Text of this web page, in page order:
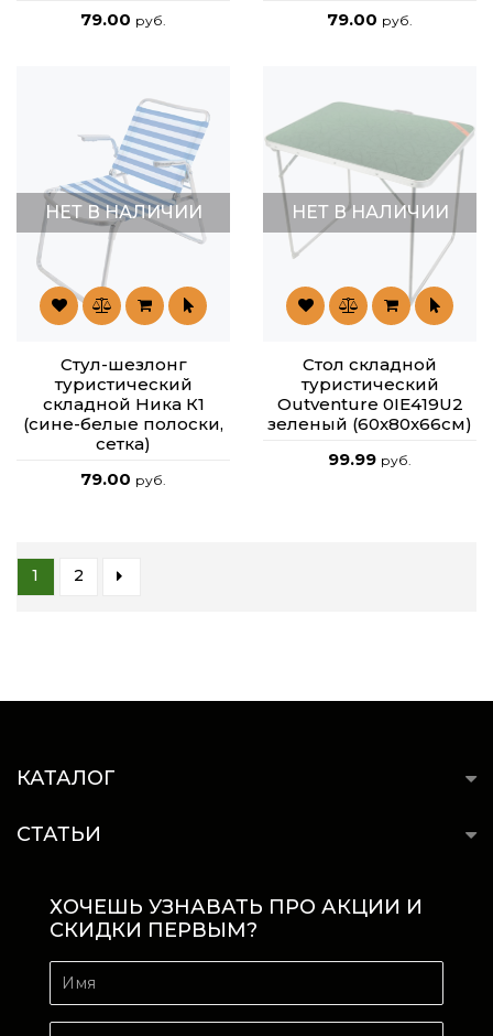
79.00 руб.
79.00 руб.
НЕТ В НАЛИЧИИ
Стул-шезлонг
туристический
складной Ника К1
(сине-белые полоски,
сетка)
79.00 руб.
НЕТ В НАЛИЧИИ
Стол складной
туристический
Outventure 0IE419U2
зеленый (60x80x66см)
99.99 руб.
1 2
КАТАЛОГ
СТАТЬИ
ХОЧЕШЬ УЗНАВАТЬ ПРО АКЦИИ И
СКИДКИ ПЕРВЫМ?